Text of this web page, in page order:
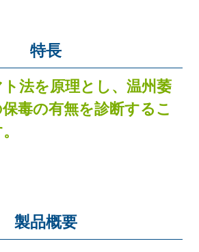
特長
法を原理とし、温州萎
毒の有無を診断するこ
製品概要